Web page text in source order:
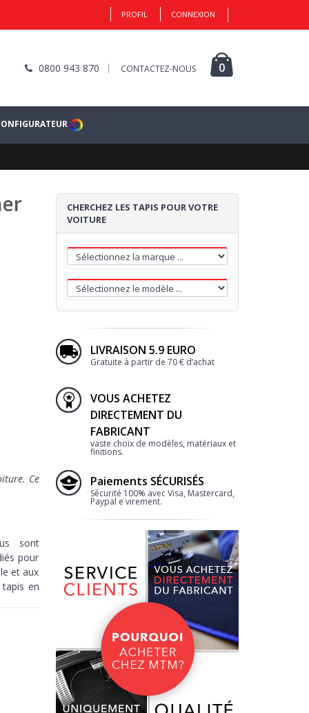
PROFIL CONNEXION
0800 943 870 CONTACTEZ-NOUS 0
Ce
sont
pour
et aux
en
CHERCHEZ LES TAPIS POUR VOTRE
VOITURE
LIVRAISON 5.9 EURO
Gratuite à partir de 70 € d’achat
VOUS ACHETEZ
DIRECTEMENT DU
FABRICANT
vaste choix de modèles, matériaux et
finitions.
Paiements SÉCURISÉS
Sécurité 100% avec Visa, Mastercard,
Paypal e virement.